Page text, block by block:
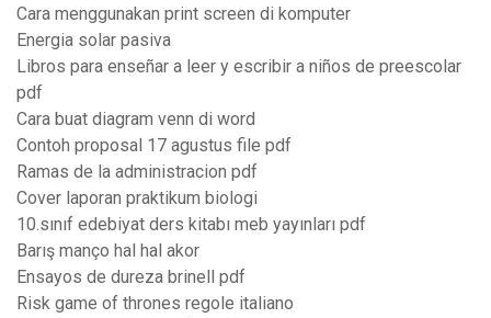
Cara menggunakan print screen di komputer
Energia solar pasiva
Libros para enseñar a leer y escribir a niños de preescolar
pdf
Cara buat diagram venn di word
Contoh proposal 17 agustus file pdf
Ramas de la administracion pdf
Cover laporan praktikum biologi
10.sınıf edebiyat ders kitabı meb yayınları pdf
Barış manço hal hal akor
Ensayos de dureza brinell pdf
Risk game of thrones regole italiano